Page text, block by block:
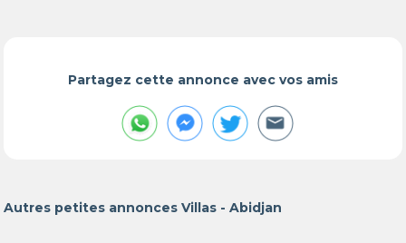
Partagez cette annonce avec vos amis
Autres petites annonces Villas - Abidjan